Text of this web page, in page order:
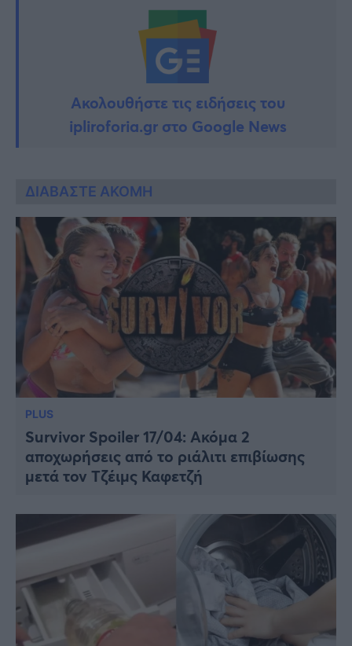
Ακολουθήστε τις ειδήσεις του
ipliroforia.gr στο Google News
ΔΙΑΒΑΣΤΕ ΑΚΟΜΗ
PLUS
Survivor Spoiler 17/04: Ακόμα 2
αποχωρήσεις από το ριάλιτι επιβίωσης
μετά τον Τζέιμς Καφετζή